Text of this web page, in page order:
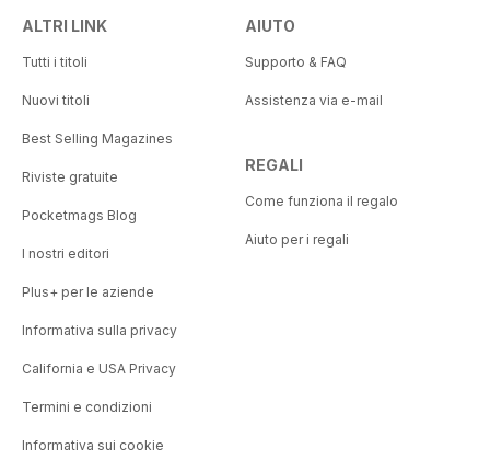
ALTRI LINK
Tutti i titoli
Nuovi titoli
Best Selling Magazines
Riviste gratuite
Pocketmags Blog
I nostri editori
Plus+ per le aziende
Informativa sulla privacy
California e USA Privacy
Termini e condizioni
Informativa sui cookie
AIUTO
Supporto & FAQ
Assistenza via e-mail
REGALI
Come funziona il regalo
Aiuto per i regali